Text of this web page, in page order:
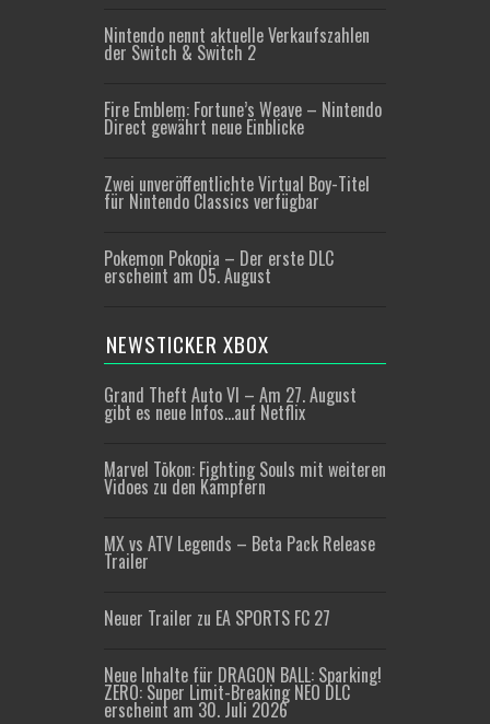
Nintendo nennt aktuelle Verkaufszahlen
der Switch & Switch 2
Fire Emblem: Fortune’s Weave – Nintendo
Direct gewährt neue Einblicke
Zwei unveröffentlichte Virtual Boy-Titel
für Nintendo Classics verfügbar
Pokemon Pokopia – Der erste DLC
erscheint am 05. August
NEWSTICKER XBOX
Grand Theft Auto VI – Am 27. August
gibt es neue Infos…auf Netflix
Marvel Tōkon: Fighting Souls mit weiteren
Vidoes zu den Kämpfern
MX vs ATV Legends – Beta Pack Release
Trailer
Neuer Trailer zu EA SPORTS FC 27
Neue Inhalte für DRAGON BALL: Sparking!
ZERO: Super Limit-Breaking NEO DLC
erscheint am 30. Juli 2026